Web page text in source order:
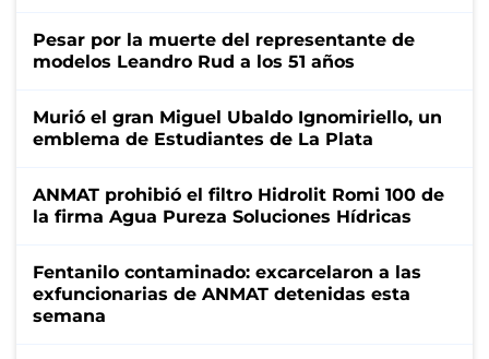
Pesar por la muerte del representante de
modelos Leandro Rud a los 51 años
Murió el gran Miguel Ubaldo Ignomiriello, un
emblema de Estudiantes de La Plata
ANMAT prohibió el filtro Hidrolit Romi 100 de
la firma Agua Pureza Soluciones Hídricas
Fentanilo contaminado: excarcelaron a las
exfuncionarias de ANMAT detenidas esta
semana